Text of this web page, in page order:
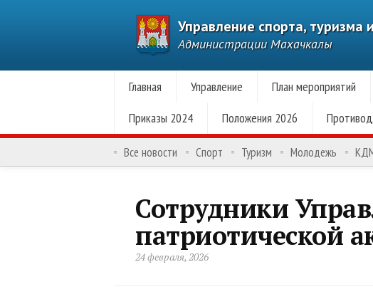
Управление спорта,
Администрации Махачкалы
Главная Управление План мероприятий
Приказы 2024
Положения 2026
Все новости Спорт Туризм Молодежь
Сотрудники
патриотической
24 февраля, 2026